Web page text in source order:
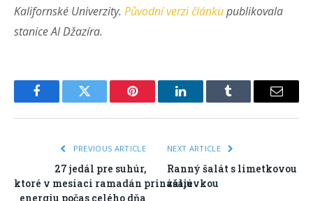
Kalifornské Univerzity. Původní verzi článkupublikovala
stanice Al Džazíra.
FacebookTwitter Pinterest LinkedInTumblr Email
PREVIOUS ARTICLE
27 jedál pre suhúr,
ktoré v mesiaci ramadán prinášajú
energiu počas celého dňa
NEXT ARTICLE
Ranný šalát s limetkovou
zálievkou